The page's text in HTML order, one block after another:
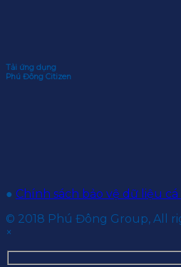
Tải ứng dụng
Phú Đông Citizen
● Chính sách bảo vệ dữ liệu
© 2018 Phú Đông Group, All
×